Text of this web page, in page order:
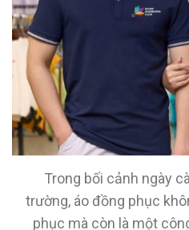
Trong bối cảnh ngày
trường, áo đồng phục
phục mà còn là một